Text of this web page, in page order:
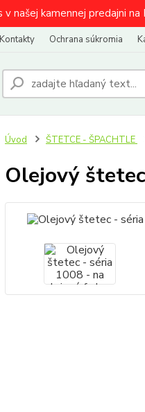
v našej kamennej predajni
Kontakty Ochrana súkromia
Úvod ŠTETCE - ŠPACHTLE
Olejový